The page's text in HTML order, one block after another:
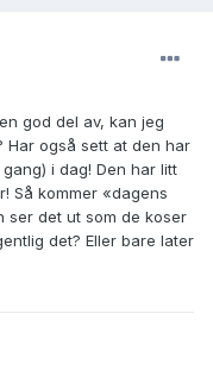
god del av, kan jeg
også sett at den har
i dag! Den har litt
Så kommer «dagens
ser det ut som de koser
det? Eller bare later